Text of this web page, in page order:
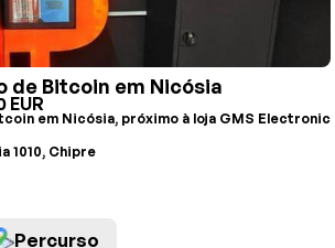
de Bitcoin em Nicósia
EUR
em Nicósia, próximo à loja GMS Electronic
1010, Chipre
Percurso